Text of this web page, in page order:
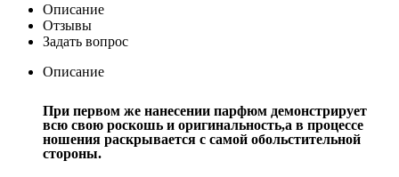
Описание
Отзывы
Задать вопрос
Описание
При первом же нанесении парфюм демонстрирует
всю свою роскошь и оригинальность,а в процессе
ношения раскрывается с самой обольстительной
стороны.